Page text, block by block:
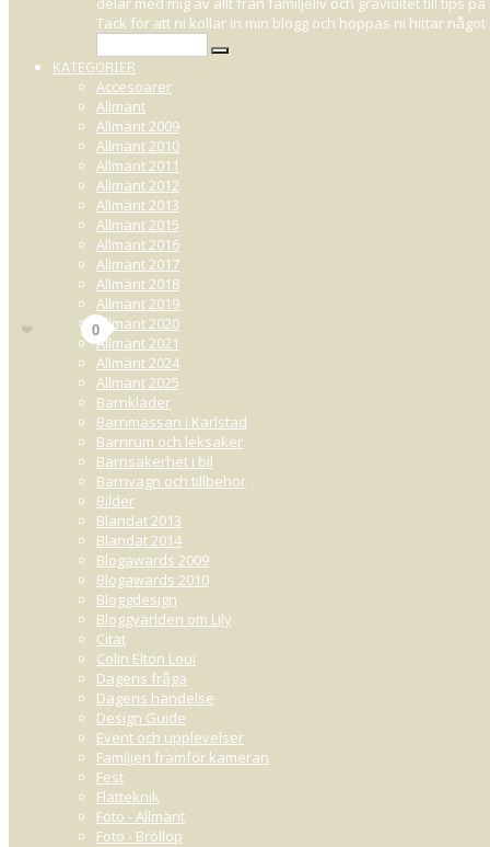
Tack för att ni kollar in min blogg och hoppas ni hittar
KATEGORIER
Accesoarer
Allmänt
Allmänt 2009
Allmänt 2010
Allmänt 2011
Allmänt 2012
Allmänt 2013
Allmänt 2015
Allmänt 2016
Allmänt 2017
Allmänt 2018
Allmänt 2019
Allmänt 2020
Allmänt 2021
Allmänt 2024
Allmänt 2025
Barnkläder
Barnmässan i Karlstad
Barnrum och leksaker
Barnsäkerhet i bil
Barnvagn och tillbehör
Bilder
Blandat 2013
Blandat 2014
Blogawards 2009
Blogawards 2010
Bloggdesign
Bloggvärlden om Lily
Citat
Colin Elton Loui
Dagens fråga
Dagens händelse
Design Guide
Event och upplevelser
Familjen framför kameran
Fest
Flätteknik
Foto - Allmänt
Foto - Bröllop
TILA
JANUARI 31, 2010 21:44
Det har hänt minst sagt
uttryckte det på bl.a. sinTwitter
Nu bekräftar dock Tila att hon väntar barn med en man
och skriva om det, för allting är så himla stört! Håller tummarna för att
0
37